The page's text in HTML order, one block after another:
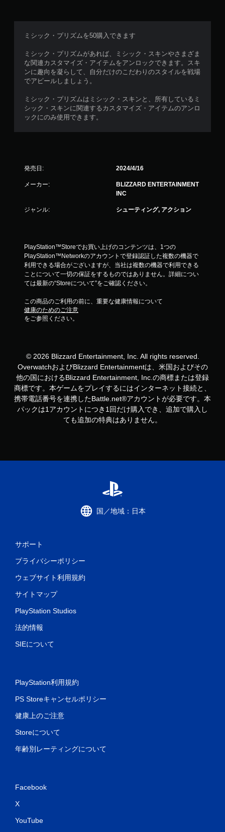
ミシック・プリズムを50購入できます
ミシック・プリズムがあれば、ミシック・スキンやさまざま
な関連カスタマイズ・アイテムをアンロックできます。スキ
ンに趣向を凝らして、自分だけのこだわりのスタイルを戦場
でアピールしましょう。
ミシック・プリズムはミシック・スキンと、所有しているミ
シック・スキンに関連するカスタマイズ・アイテムのアンロ
ックにのみ使用できます。
発売日: 2024/4/16
メーカー:
BLIZZARD ENTERTAINMENT
INC
ジャンル: シューティング, アクション
PlayStation™Storeでお買い上げのコンテンツは、1つの
PlayStation™Networkのアカウントで登録認証した複数の機器で
利用できる場合がございますが、当社は複数の機器で利用できる
ことについて一切の保証をするものではありません。詳細につい
ては最新の“Storeについて”をご確認ください。
この商品のご利用の前に、重要な健康情報について
健康のためのご注意
をご参照ください。
© 2026 Blizzard Entertainment, Inc. All rights reserved.
OverwatchおよびBlizzard Entertainmentは、米国およびその
他の国におけるBlizzard Entertainment, Inc.の商標または登録
商標です。本ゲームをプレイするにはインターネット接続と、
携帯電話番号を連携したBattle.net®アカウントが必要です。本
パックは1アカウントにつき1回だけ購入でき、追加で購入し
ても追加の特典はありません。
国／地域：日本
サポート
プライバシーポリシー
ウェブサイト利用規約
サイトマップ
PlayStation Studios
法的情報
SIEについて
PlayStation利用規約
PS Storeキャンセルポリシー
健康上のご注意
Storeについて
年齢別レーティングについて
Facebook
X
YouTube